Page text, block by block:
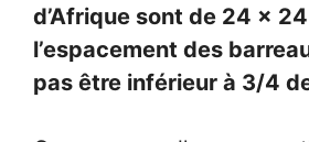
d’Afrique sont de 24 x
l’espacement des
pas être inférieur à 3/4